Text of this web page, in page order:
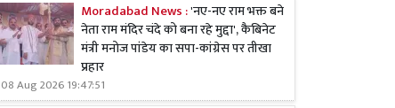
Moradabad News :'नए-नए राम भक्त बने
नेता राम मंदिर चंदे को बना रहे मुद्दा', कैबिनेट
मंत्री मनोज पांडेय का सपा-कांग्रेस पर तीखा
प्रहार
08 Aug 2026 19:47:51